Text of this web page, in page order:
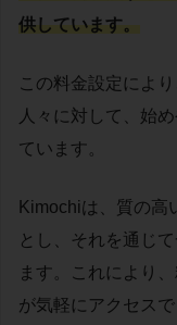
供しています。
この料金設定によ
人々に対して、始
ています。
Kimochiは、質の高
とし、それを通じ
ます。これにより
が気軽にアクセス